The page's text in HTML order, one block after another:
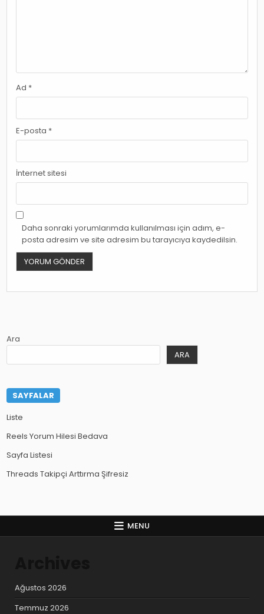
Ad *
E-posta *
İnternet sitesi
Daha sonraki yorumlarımda kullanılması için adım, e-
posta adresim ve site adresim bu tarayıcıya kaydedilsin.
Ara
ARA
SAYFALAR
Liste
Reels Yorum Hilesi Bedava
Sayfa Listesi
Threads Takipçi Arttırma Şifresiz
MENU
Ağustos 2026
Temmuz 2026